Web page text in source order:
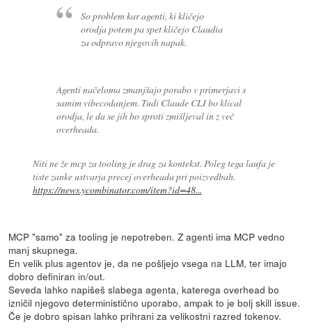
So problem kar agenti, ki kličejo
orodja potem pa spet kličejo Claudia
za odpravo njegovih napak.
Agenti načeloma zmanjšajo porabo v primerjavi s
samim vibecodanjem. Tudi Claude CLI bo klical
orodja, le da se jih bo sproti zmišljeval in z več
overheada.
Niti ne že mcp za tooling je drag za kontekst. Poleg tega laufa je
tiste zanke ustvarja precej overheada pri poizvedbah.
https://news.ycombinator.com/item?id=48...
MCP "samo" za tooling je nepotreben. Z agenti ima MCP vedno
manj skupnega.
En velik plus agentov je, da ne pošljejo vsega na LLM, ter imajo
dobro definiran in/out.
Seveda lahko napišeš slabega agenta, katerega overhead bo
izničil njegovo deterministično uporabo, ampak to je bolj skill issue.
Če je dobro spisan lahko prihrani za velikostni razred tokenov.